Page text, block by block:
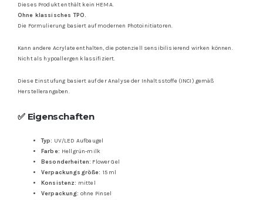
Dieses Produkt enthält kein HEMA.
Ohne klassisches TPO.
Die Formulierung basiert auf modernen Photoinitiatoren.
Kann andere Acrylate enthalten, die potenziell sensibilisierend wirken können.
Nicht als hypoallergen klassifiziert.
Diese Einstufung basiert auf der Analyse der Inhaltsstoffe (INCI) gemäß
Herstellerangaben.
✅ Eigenschaften
Typ: UV/LED Aufbaugel
Farbe: Hellgrün-milk
Besonderheiten: Flower Gel
Verpackungsgröße: 15 ml
Konsistenz: mittel
Verpackung: ohne Pinsel